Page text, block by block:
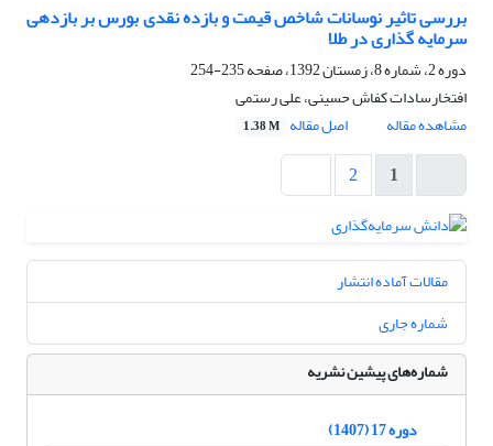
بررسی تاثیر نوسانات شاخص قیمت و بازده نقدی بورس بر بازدهی
سرمایه گذاری در طلا
دوره 2، شماره 8، زمستان 1392، صفحه
235-254
افتخارسادات کفاش حسینی، علی رستمی
مشاهده مقاله
اصل مقاله 1.38 M
1
2
مقالات آماده انتشار
شماره جاری
شماره‌های پیشین نشریه
دوره 17 (1407)